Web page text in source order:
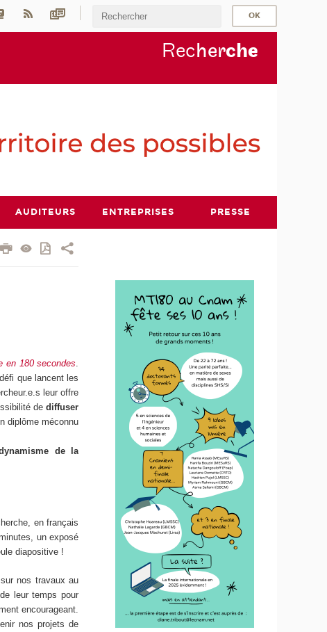
Recherche
AUDITEURS ENTREPRISES PRESSE
en 180 secondes.
que lancent les
leur offre
dediffuser
diplôme méconnu
de la
en français
un exposé
diapositive !
nos travaux au
leur temps pour
encourageant.
nos projets de